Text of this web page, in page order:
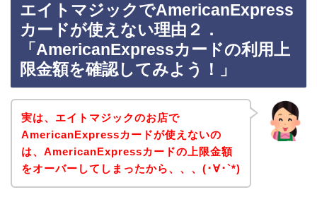
エイトマジックでAmericanExpress
カードが使えない理由２．
「AmericanExpressカードの利用上
限金額を確認してみよう！」
実は、エイトマジックのお店で
AmericanExpressカードが使えないの
は、AmericanExpressカードの上限金額
をオーバーしてしまったから、、、(･∀･`*)